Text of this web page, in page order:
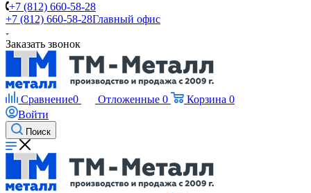
+7 (812) 660-58-28
+7 (812) 660-58-28Главный офис
Заказать звонок
Сравнение0 Отложенные 0 Корзина 0
Войти
Поиск